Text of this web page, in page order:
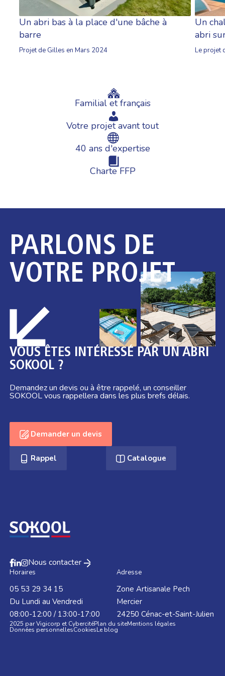
Un abri bas à la place d'une bâche à
barre
Projet de Gilles en Mars 2024
Un
abri
Le projet
Familial et français
Votre projet avant tout
40 ans d'expertise
Charte FFP
PARLONS DE
VOTRE PROJET
VOUS ÊTES INTÉRESSÉ PAR UN ABRI
SOKOOL ?
Demandez un devis ou à être rappelé, un conseiller
SOKOOL vous rappellera dans les plus brefs délais.
Demander un devis
Rappel Catalogue
Nous contacter
Horaires
05 53 29 34 15
Du Lundi au Vendredi
08:00-12:00 / 13:00-17:00
Adresse
Zone Artisanale Pech
Mercier
24250 Cénac-et-Saint-Julien
2025 par Vigicorp et CybercitéPlan du siteMentions légales
Données personnellesCookiesLe blog